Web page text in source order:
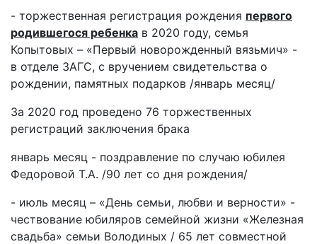
- торжественная регистрация рождения первого
родившегося ребенка в 2020 году, семья
Копытовых – «Первый новорожденный вязьмич» -
в отделе ЗАГС, с вручением свидетельства о
рождении, памятных подарков /январь месяц/
За 2020 год проведено 76 торжественных
регистраций заключения брака
январь месяц - поздравление по случаю юбилея
Федоровой Т.А. /90 лет со дня рождения/
- июль месяц – «День семьи, любви и верности» -
чествование юбиляров семейной жизни «Железная
свадьба» семьи Володиных / 65 лет совместной